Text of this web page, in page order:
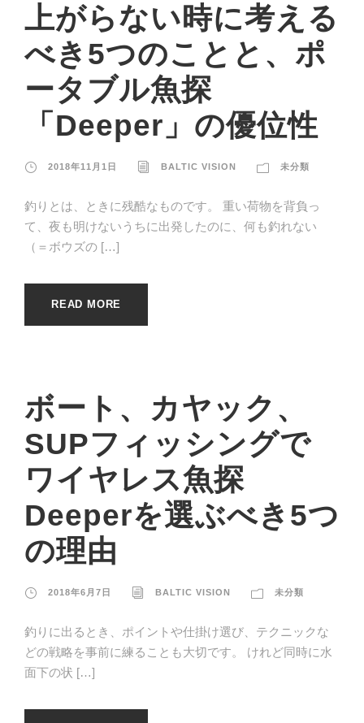
上がらない時に考える
べき5つのことと、ポ
ータブル魚探
「Deeper」の優位性
2018年11月1日 BALTIC VISION 未分類
釣りとは、ときに残酷なものです。 重い荷物を背負っ
て、夜も明けないうちに出発したのに、何も釣れない
（＝ボウズの […]
READ MORE
ボート、カヤック、
SUPフィッシングで
ワイヤレス魚探
Deeperを選ぶべき5つ
の理由
2018年6月7日 BALTIC VISION 未分類
釣りに出るとき、ポイントや仕掛け選び、テクニックな
どの戦略を事前に練ることも大切です。 けれど同時に水
面下の状 […]